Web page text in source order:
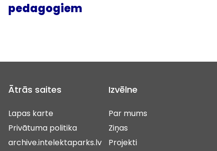
pedagogiem
Ātrās saites
Lapas karte
Privātuma politika
archive.intelektaparks.lv
Izvēlne
Par mums
Ziņas
Projekti